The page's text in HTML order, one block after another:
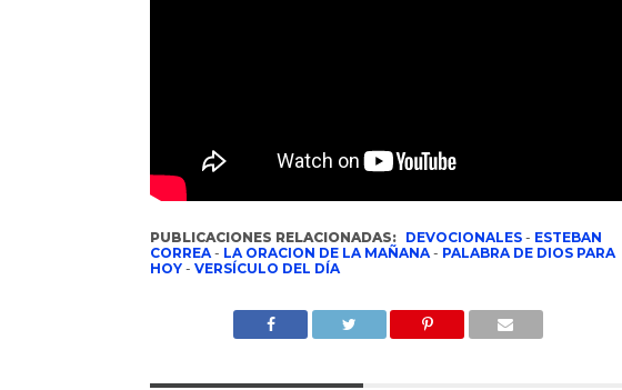
PUBLICACIONES RELACIONADAS: DEVOCIONALES- ESTEBAN
CORREA- LA ORACION DE LA MAÑANA- PALABRA DE DIOS PARA
HOY- VERSÍCULO DEL DÍA